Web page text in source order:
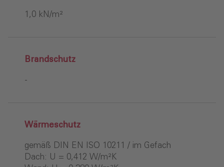
1,0 kN/m²
Brandschutz
-
Wärmeschutz
gemäß DIN EN ISO 10211 / im Gefach
Dach: U = 0,412 W/m²K